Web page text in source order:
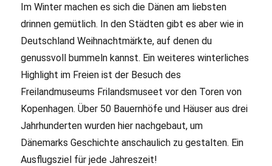
Im Winter machen es sich die Dänen am liebsten
drinnen gemütlich. In den Städten gibt es aber wie in
Deutschland Weihnachtmärkte, auf denen du
genussvoll bummeln kannst. Ein weiteres winterliches
Highlight im Freien ist der Besuch des
Freilandmuseums Frilandsmuseet vor den Toren von
Kopenhagen. Über 50 Bauernhöfe und Häuser aus drei
Jahrhunderten wurden hier nachgebaut, um
Dänemarks Geschichte anschaulich zu gestalten. Ein
Ausflugsziel für jede Jahreszeit!